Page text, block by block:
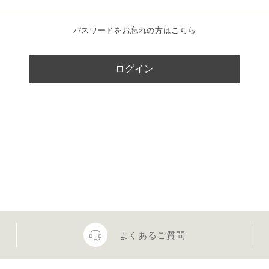
パスワードをお忘れの方はこちら
よくあるご質問